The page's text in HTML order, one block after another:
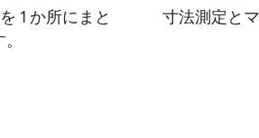
1 か所にまと
寸法測定と